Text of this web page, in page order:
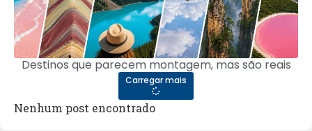
Destinos que parecem montagem, mas são reais
Carregar mais
Nenhum post encontrado